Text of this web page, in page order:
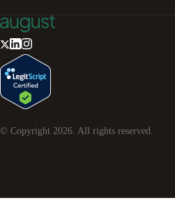
© Copyright 2026 . All rights reserved.